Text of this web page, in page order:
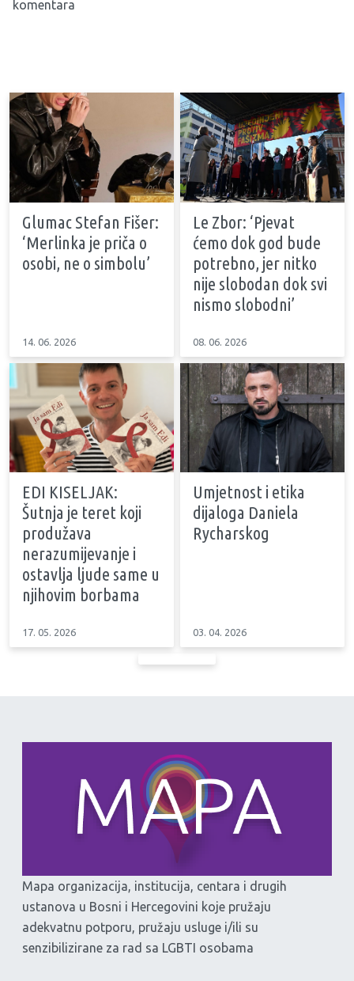
komentara
Glumac Stefan Fišer:
‘Merlinka je priča o
osobi, ne o simbolu’
14. 06. 2026
Le Zbor: ‘Pjevat
ćemo dok god bude
potrebno, jer nitko
nije slobodan dok svi
nismo slobodni’
08. 06. 2026
EDI KISELJAK:
Šutnja je teret koji
produžava
nerazumijevanje i
ostavlja ljude same u
njihovim borbama
17. 05. 2026
Umjetnost i etika
dijaloga Daniela
Rycharskog
03. 04. 2026
Mapa organizacija, institucija, centara i drugih
ustanova u Bosni i Hercegovini koje pružaju
adekvatnu potporu, pružaju usluge i/ili su
senzibilizirane za rad sa LGBTI osobama